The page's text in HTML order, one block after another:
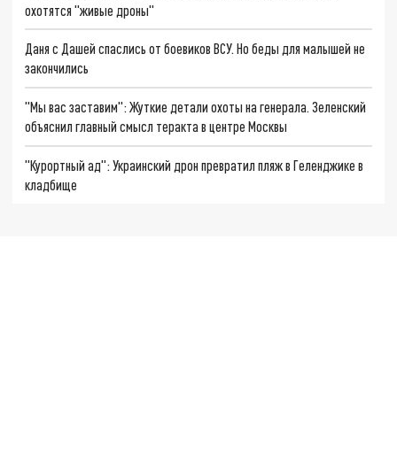
охотятся "живые дроны"
Даня с Дашей спаслись от боевиков ВСУ. Но беды для малышей не
закончились
"Мы вас заставим": Жуткие детали охоты на генерала. Зеленский
объяснил главный смысл теракта в центре Москвы
"Курортный ад": Украинский дрон превратил пляж в Геленджике в
кладбище